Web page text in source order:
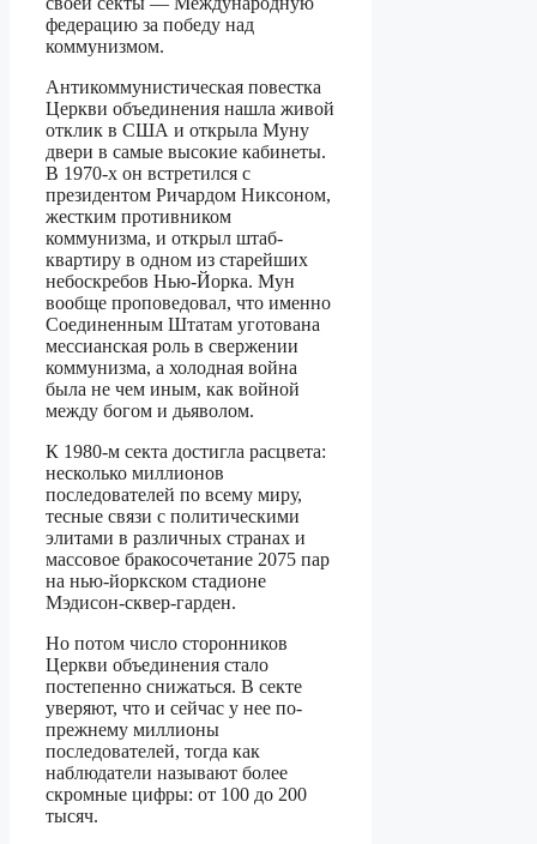
федерацию за победу над
коммунизмом.
Антикоммунистическая повестка
Церкви объединения нашла живой
отклик в США и открыла Муну
двери в самые высокие кабинеты.
В 1970-х он встретился с
президентом Ричардом Никсоном,
жестким противником
коммунизма, и открыл штаб-
квартиру в одном из старейших
небоскребов Нью-Йорка. Мун
вообще проповедовал, что именно
Соединенным Штатам уготована
мессианская роль в свержении
коммунизма, а холодная война
была не чем иным, как войной
между богом и дьяволом.
К 1980-м секта достигла расцвета:
несколько миллионов
последователей по всему миру,
тесные связи с политическими
элитами в различных странах и
массовое бракосочетание 2075 пар
на нью-йоркском стадионе
Мэдисон-сквер-гарден.
Но потом число сторонников
Церкви объединения стало
постепенно снижаться. В секте
уверяют, что и сейчас у нее по-
прежнему миллионы
последователей, тогда как
наблюдатели называют более
скромные цифры: от 100 до 200
тысяч.